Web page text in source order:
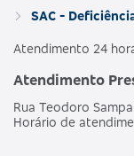
SAC -
Atendimento 24
Atendimento
Rua Teodoro
Horário de